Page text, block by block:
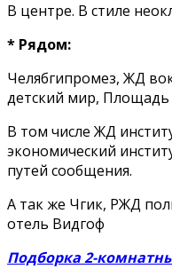
В центре. В стиле
* Рядом:
Челябгипромез, ЖД
детский мир,
В том числе ЖД
экономический
путей сообщения.
А так же Чгик, РЖД
отель Видгоф
Подборка 2-